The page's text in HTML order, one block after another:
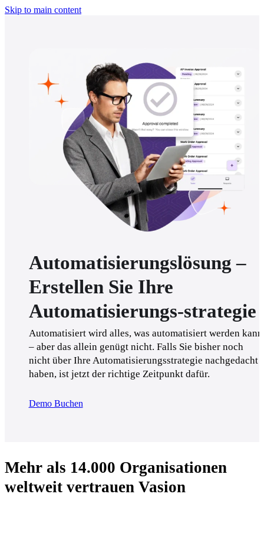
Skip to main content
​Automatisierungslösung –
Erstellen Sie Ihre
Automatisierungs-strategie
Automatisiert wird alles, was automatisiert werden kann
– aber das allein genügt nicht. Falls Sie bisher noch
nicht über Ihre Automatisierungsstrategie nachgedacht
haben, ist jetzt der richtige Zeitpunkt dafür.
Demo Buchen
Mehr als 14.000 Organisationen
weltweit vertrauen Vasion